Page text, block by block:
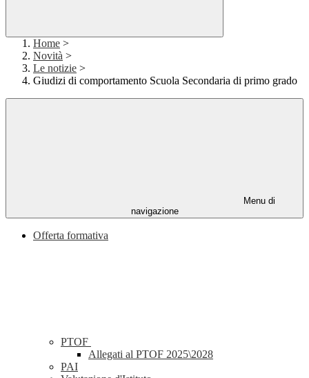
Home >
Novità >
Le notizie >
Giudizi di comportamento Scuola Secondaria di primo grado
Menu di
navigazione
Offerta formativa
PTOF
Allegati al PTOF 2025\2028
PAI